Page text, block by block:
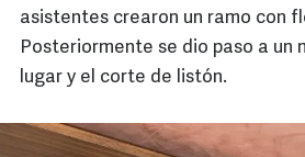
asistentes crearon un ramo con
Posteriormente se dio paso a un
lugar y el corte de listón.